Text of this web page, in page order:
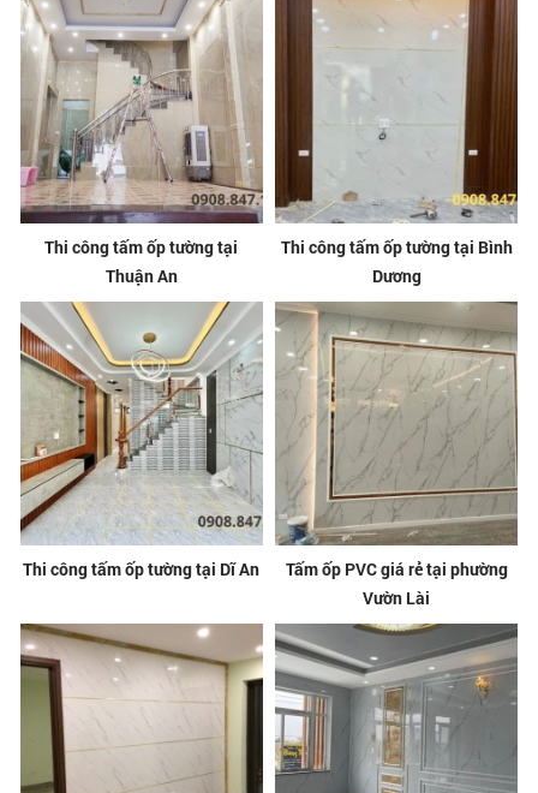
Thi công tấm ốp tường tại
Thuận An
Thi công tấm ốp tường tại Bình
Dương
Thi công tấm ốp tường tại Dĩ An
Tấm ốp PVC giá rẻ tại phường
Vườn Lài